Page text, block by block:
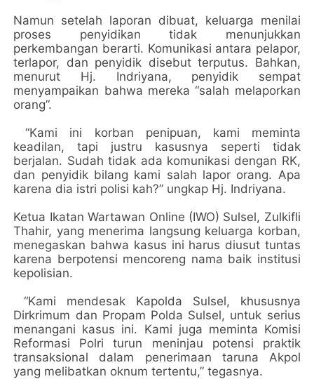
Namun setelah laporan dibuat, keluarga menilai
proses penyidikan tidak menunjukkan
perkembangan berarti. Komunikasi antara pelapor,
terlapor, dan penyidik disebut terputus. Bahkan,
menurut Hj. Indriyana, penyidik sempat
menyampaikan bahwa mereka “salah melaporkan
orang”.
“Kami ini korban penipuan, kami meminta
keadilan, tapi justru kasusnya seperti tidak
berjalan. Sudah tidak ada komunikasi dengan RK,
dan penyidik bilang kami salah lapor orang. Apa
karena dia istri polisi kah?” ungkap Hj. Indriyana.
Ketua Ikatan Wartawan Online (IWO) Sulsel, Zulkifli
Thahir, yang menerima langsung keluarga korban,
menegaskan bahwa kasus ini harus diusut tuntas
karena berpotensi mencoreng nama baik institusi
kepolisian.
“Kami mendesak Kapolda Sulsel, khususnya
Dirkrimum dan Propam Polda Sulsel, untuk serius
menangani kasus ini. Kami juga meminta Komisi
Reformasi Polri turun meninjau potensi praktik
transaksional dalam penerimaan taruna Akpol
yang melibatkan oknum tertentu,” tegasnya.